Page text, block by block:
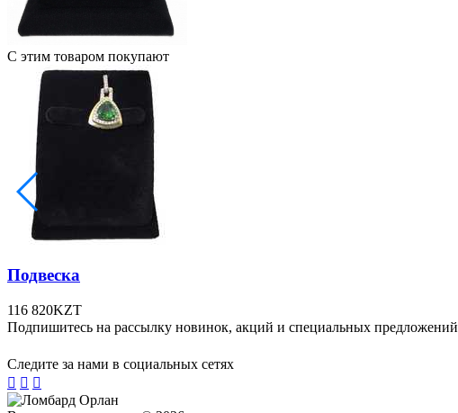
С этим товаром покупают
Подвеска
116 820KZT
Подпишитесь на рассылку новинок, акций и специальных предложений
Следите за нами в социальных сетях
  